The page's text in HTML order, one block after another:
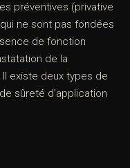
préventives (privative
ne sont pas fondées
de fonction
de la
existe deux types de
sûreté d’application